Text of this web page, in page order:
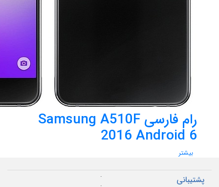
رام فارسی Samsung A510F
2016 Android 6
بیشتر
پشتیبانی
.
.